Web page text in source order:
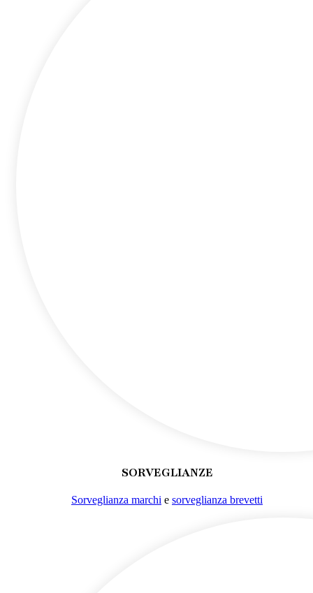
SORVEGLIANZE
Sorveglianza marchi e sorveglianza brevetti